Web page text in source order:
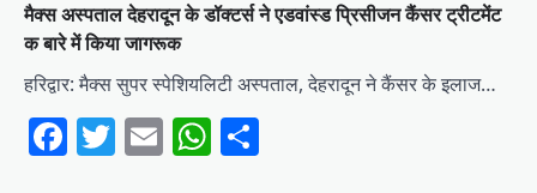
मैक्स अस्पताल देहरादून के डॉक्टर्स ने एडवांस्ड प्रिसीजन कैंसर ट्रीटमेंट
क बारे में किया जागरूक
हरिद्वार: मैक्स सुपर स्पेशियलिटी अस्पताल, देहरादून ने कैंसर के इलाज…
Facebook
Twitter
EmailWhatsApp